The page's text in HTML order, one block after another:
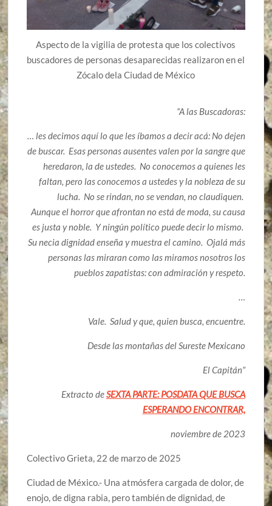
Aspecto de la vigilia de protesta que los colectivos
buscadores de personas desaparecidas realizaron en el
Zócalo dela Ciudad de México
“A las Buscadoras:
… les decimos aquí lo que les íbamos a decir acá: No dejen
de buscar. Esas personas ausentes valen por la sangre que
heredaron, la de ustedes. No conocemos a quienes les
faltan, pero las conocemos a ustedes y la nobleza de su
lucha. No se rindan, no se vendan, no claudiquen.
Aunque el horror que afrontan no está de moda, su causa
es justa y noble. Y ningún político puede decir lo mismo.
Su necia dignidad enseña y muestra el camino. Ojalá más
personas las miraran como las miramos nosotros los
pueblos zapatistas: con admiración y respeto.
…
Vale. Salud y que, quien busca, encuentre.
Desde las montañas del Sureste Mexicano
El Capitán”
Extracto deSEXTA PARTE: POSDATA QUE BUSCA
ESPERANDO ENCONTRAR,
noviembre de 2023
Colectivo Grieta, 22 de marzo de 2025
Ciudad de México.- Una atmósfera cargada de dolor, de
enojo, de digna rabia, pero también de dignidad, de